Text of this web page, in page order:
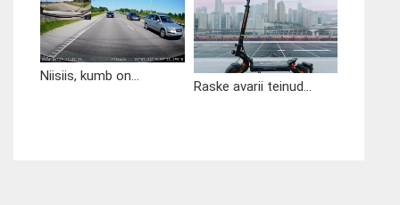
Niisiis, kumb on...
Raske avarii teinud...